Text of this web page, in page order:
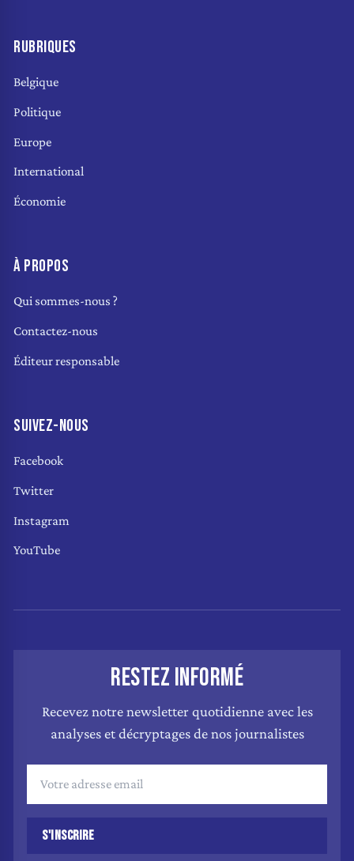
RUBRIQUES
Belgique
Politique
Europe
International
Économie
À PROPOS
Qui sommes-nous ?
Contactez-nous
Éditeur responsable
SUIVEZ-NOUS
Facebook
Twitter
Instagram
YouTube
RESTEZ INFORMÉ
Recevez notre newsletter quotidienne avec les
analyses et décryptages de nos journalistes
S'INSCRIRE